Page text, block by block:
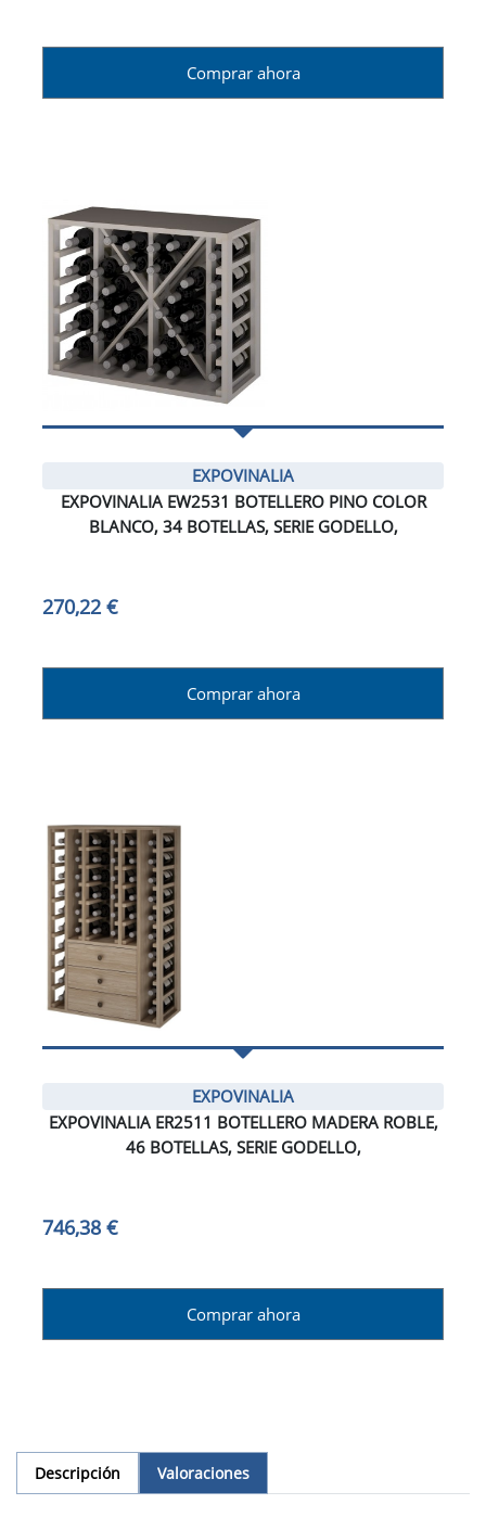
Comprar ahora
EXPOVINALIA
EXPOVINALIA EW2531 BOTELLERO PINO COLOR
BLANCO, 34 BOTELLAS, SERIE GODELLO,
270,22 €
Comprar ahora
EXPOVINALIA
EXPOVINALIA ER2511 BOTELLERO MADERA ROBLE,
46 BOTELLAS, SERIE GODELLO,
746,38 €
Comprar ahora
Descripción Valoraciones